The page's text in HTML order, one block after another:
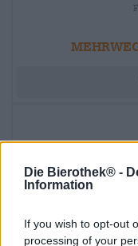
Die Bierothek® -
Information
If you wish to opt-out
processing of your